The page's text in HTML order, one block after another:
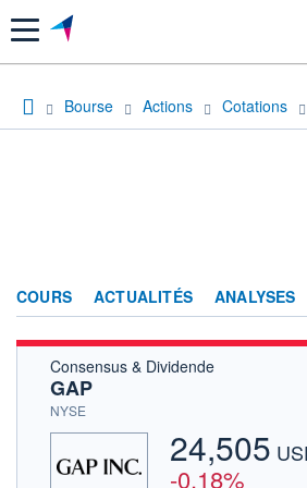
Menu
Bourse Actions Cotations
COURS ACTUALITÉS ANALYSES
FORUM
Consensus & Dividende
GAP
NYSE
24,505
-0,18%